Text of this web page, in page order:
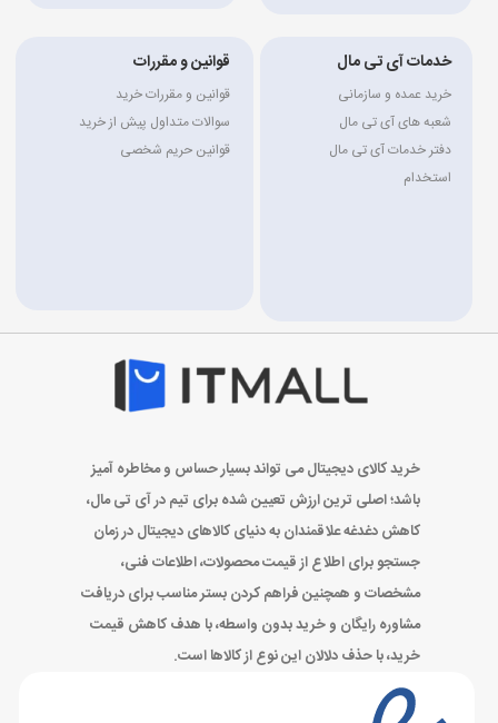
خدمات آی تی مال
خرید عمده و سازمانی
شعبه های آی تی مال
دفتر خدمات آی تی مال
استخدام
قوانین و مقررات
قوانین و مقررات خرید
سوالات متداول پیش از خرید
قوانین حریم شخصی
خرید کالای دیجیتال می تواند بسیار حساس و مخاطره آمیز
باشد؛ اصلی ترین ارزش تعیین شده برای تیم در آی تی مال،
کاهش دغدغه علاقمندان به دنیای کالاهای دیجیتال در زمان
جستجو برای اطلاع از قیمت محصولات، اطلاعات فنی،
مشخصات و همچنین فراهم کردن بستر مناسب برای دریافت
مشاوره رایگان و خرید بدون واسطه، با هدف کاهش قیمت
خرید، با حذف دلالان این نوع از کالاها است.